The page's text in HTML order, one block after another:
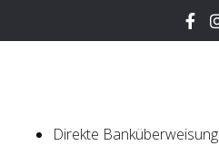
Direkte Banküberweisung